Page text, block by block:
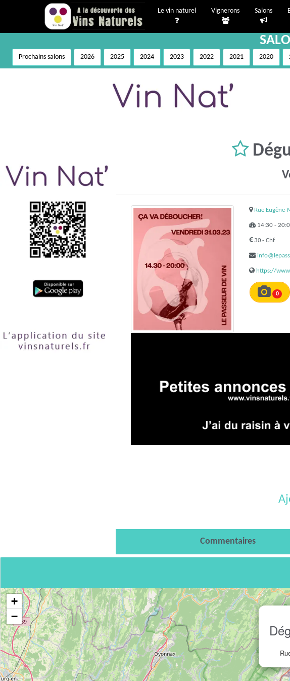
Le vin naturel Vignerons Salons
Prochains salons 2026 2025 2024 2023 2022 2021 2020
Rue
14:30 -
30.- Chf
https://
0
Commentaires
+
−